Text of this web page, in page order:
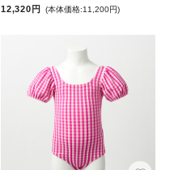
12,320円 (本体価格:11,200円)